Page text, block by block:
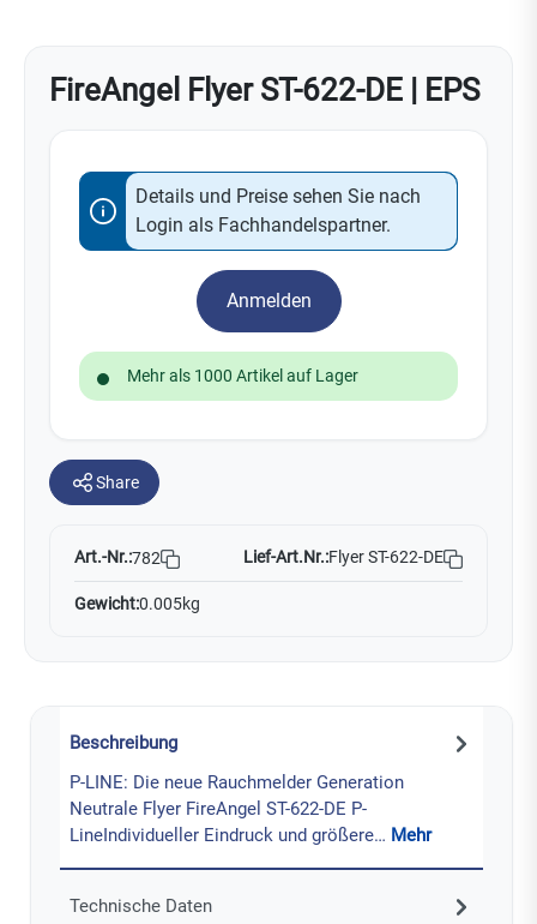
FireAngel Flyer ST-622-DE | EPS
Details und Preise sehen Sie nach
Login als Fachhandelspartner.
Anmelden
Mehr als 1000 Artikel auf Lager
Share
Art.-Nr.:782 Lief-Art.Nr.:Flyer ST-622-DE
Gewicht:0.005kg
Beschreibung
P-LINE: Die neue Rauchmelder Generation
Neutrale Flyer FireAngel ST-622-DE P-
LineIndividueller Eindruck und größere… Mehr
Technische Daten